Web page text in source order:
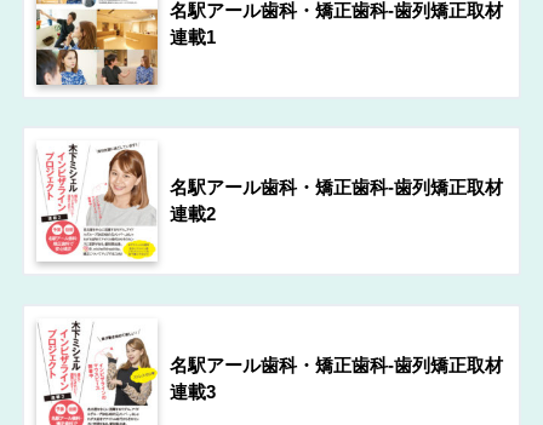
名駅アール歯科・矯正歯科-歯列矯正取材
連載1
名駅アール歯科・矯正歯科-歯列矯正取材
連載2
名駅アール歯科・矯正歯科-歯列矯正取材
連載3